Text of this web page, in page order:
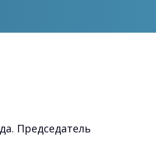
Председатель